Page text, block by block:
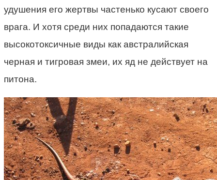
удушения его жертвы частенько кусают своего
врага. И хотя среди них попадаются такие
высокотоксичные виды как австралийская
черная и тигровая змеи, их яд не действует на
питона.